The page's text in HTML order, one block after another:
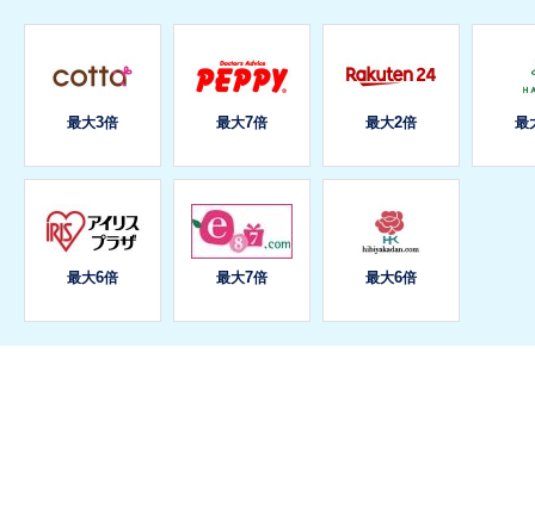
最大3倍 最大7倍 最大2倍 最
最大6倍 最大7倍 最大6倍